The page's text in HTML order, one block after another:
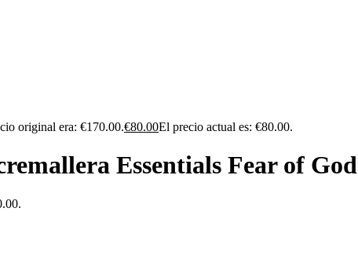
original era: €170.00.€80.00El precio actual es: €80.00.
Essentials Fear of God